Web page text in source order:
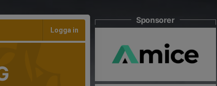
Logga in
Sponsorer